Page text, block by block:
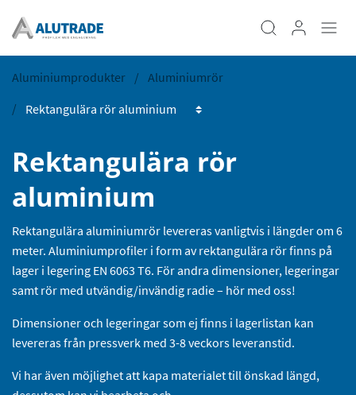
Aluminiumprodukter Aluminiumrör
Rektangulära rör
aluminium
Rektangulära aluminiumrör levereras vanligtvis i längder om 6
meter. Aluminiumprofiler i form av rektangulära rör finns på
lager i legering EN 6063 T6. För andra dimensioner, legeringar
samt rör med utvändig/invändig radie – hör med oss!
Dimensioner och legeringar som ej finns i lagerlistan kan
levereras från pressverk med 3-8 veckors leveranstid.
Vi har även möjlighet att kapa materialet till önskad längd,